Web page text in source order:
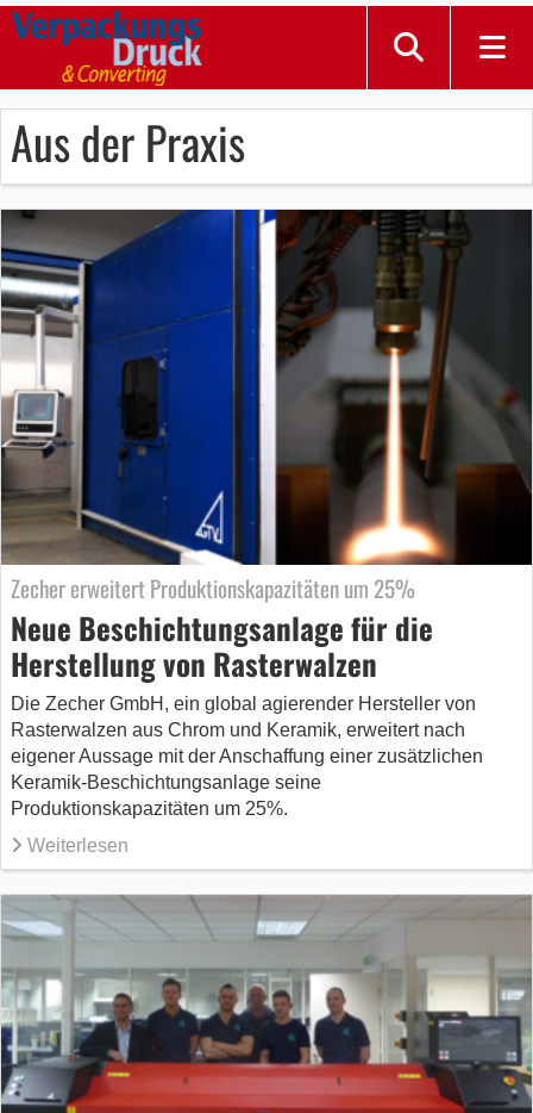
Aus der Praxis
Zecher erweitert Produktionskapazitäten um 25%
Neue Beschichtungsanlage für die
Herstellung von Rasterwalzen
Die Zecher GmbH, ein global agierender Hersteller von
Rasterwalzen aus Chrom und Keramik, erweitert nach
eigener Aussage mit der Anschaffung einer zusätzlichen
Keramik-Beschichtungsanlage seine
Produktionskapazitäten um 25%.
Weiterlesen